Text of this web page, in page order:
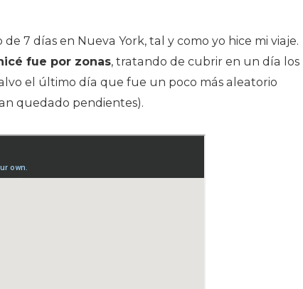
7 días en Nueva York, tal y como yo hice mi viaje.
fue por zonas, tratando de cubrir en un día los
el último día que fue un poco más aleatorio
quedado pendientes).